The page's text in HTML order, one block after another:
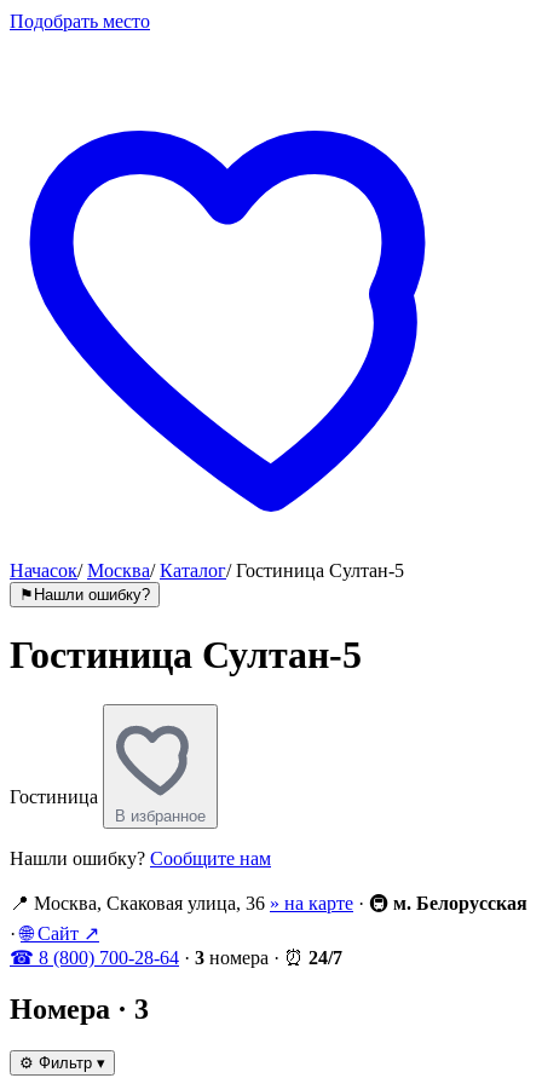
Подобрать место
Начасок/ Москва/ Каталог/ Гостиница Султан-5
⚑ Нашли ошибку?
Гостиница Султан-5
Гостиница
В избранное
Нашли ошибку? Сообщите нам
📍 Москва, Скаковая улица, 36 » на карте · 🚇 м. Белорусская
· 🌐Сайт ↗
☎ 8 (800) 700-28-64 · 3 номера · ⏰ 24/7
Номера · 3
⚙ Фильтр ▾